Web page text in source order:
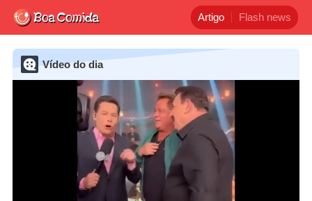
Artigo Flash news
Vídeo do dia